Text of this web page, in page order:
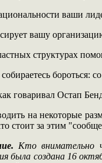
ваши
вашу
структурах
бороться:
говаривал Остап
на некоторые
стоит за этим
Кто внимательно
была создана 16